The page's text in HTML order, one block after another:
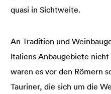
quasi in Sichtweite.
An Tradition und
Italiens Anbaugebiete
waren es vor den Römern
Tauriner, die sich um die